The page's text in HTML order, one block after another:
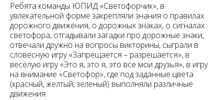
Ребята команды ЮПИД «Светофорчик», в
увлекательной форме закрепляли знания о правилах
дорожного движения, о дорожных знаках, о сигналах
светофора, отгадывали загадки про дорожные знаки,
отвечали дружно на вопросы викторины, сыграли в
словесную игру «Запрещается – разрешается», в
весёлую игру «Это я, это я, это все мои друзья», в игру
на внимание «Светофор», где под заданные цвета
(красный, желтый, зеленый) выполняли различные
движения.